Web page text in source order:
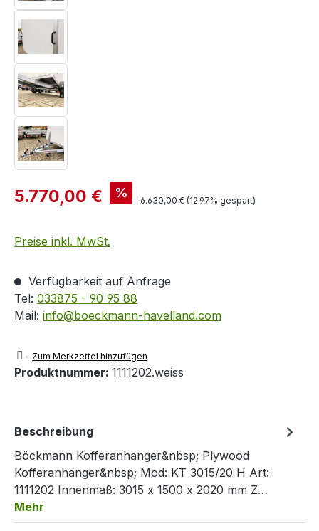
5.770,00 € %
6.630,00 € (12.97% gespart)
Preise inkl. MwSt.
Verfügbarkeit auf Anfrage
Tel: 033875 - 90 95 88
Mail: info@boeckmann-havelland.com
Zum Merkzettel hinzufügen
Produktnummer: 1111202.weiss
Beschreibung
Böckmann Kofferanhänger&nbsp; Plywood
Kofferanhänger&nbsp; Mod: KT 3015/20 H Art:
1111202 Innenmaß: 3015 x 1500 x 2020 mm Z…
Mehr